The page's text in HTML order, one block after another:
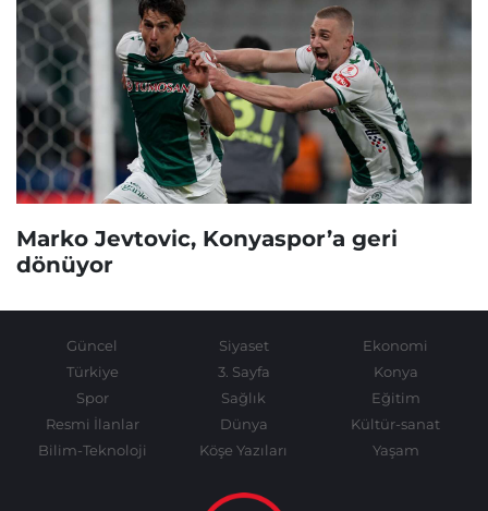
Marko Jevtovic, Konyaspor’a geri
dönüyor
Güncel Siyaset
Ekonomi
Türkiye
3. Sayfa
Konya
Spor
Sağlık
Eğitim
Resmi İlanlar
Dünya
Kültür-sanat
Bilim-Teknoloji
Köşe Yazıları Yaşam